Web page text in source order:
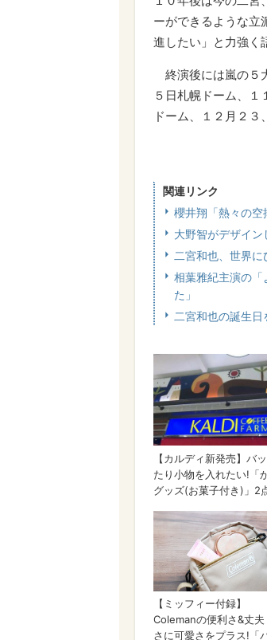
ーができるような立
進したい」と力強く
終演後には嵐の５
５日札幌ドーム、１
ドーム、１２月２３
関連リンク
櫻井翔「熱々の
大野智がデザイ
二宮和也、世界
相葉雅紀主演の
た」
二宮和也の誕生